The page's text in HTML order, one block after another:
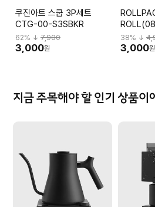
쿠진아트 스쿱 3P세트
CTG-00-S3SBKR
62% ↓ 7,900
3,000원
38% ↓
3,000원
지금 주목해야 할 인기 상품이